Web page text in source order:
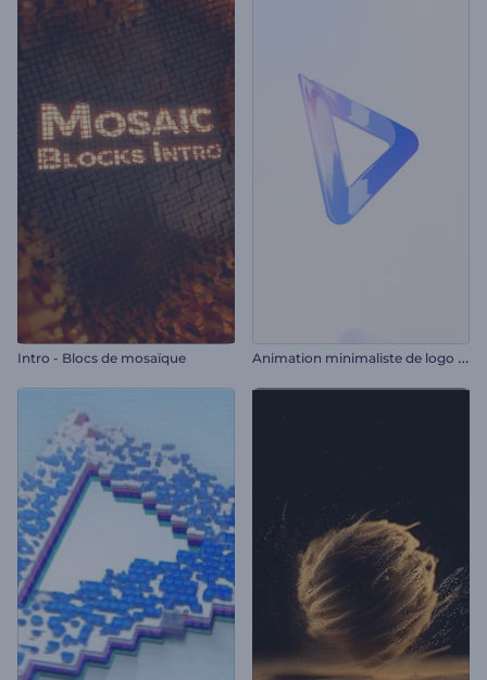
Intro - Blocs de mosaïque A
nimation minimaliste de logo d'entreprise